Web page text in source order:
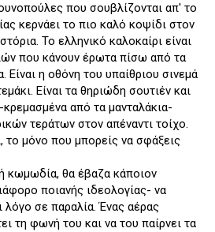
που σουβλίζονται απ' το
κερνάει το πιο καλό κοψίδι στον
Το ελληνικό καλοκαίρι είναι
που κάνουν έρωτα πίσω από τα
Είναι η οθόνη του υπαίθριου σινεμά
Είναι τα θηριώδη σουτιέν και
κρεμασμένα από τα μανταλάκια-
τεράτων στον απέναντι τοίχο.
το μόνο που μπορείς να σφάξεις
κωμωδία, θα έβαζα κάποιον
ποιανής ιδεολογίας- να
λόγο σε παραλία. Ένας αέρας
τη φωνή του και να του παίρνει τα